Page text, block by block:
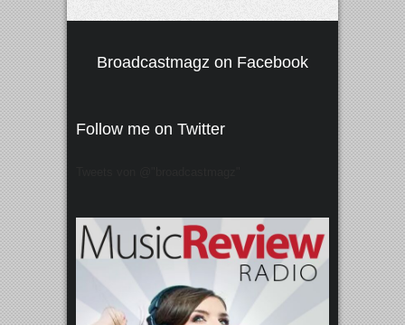
Broadcastmagz on Facebook
Follow me on Twitter